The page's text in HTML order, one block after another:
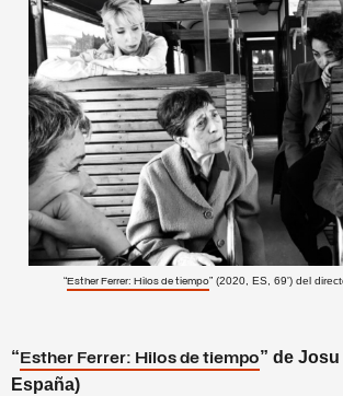
“Esther Ferrer: Hilos de tiempo” (2020, ES, 69') del
“ Esther Ferrer: Hilos de tiempo” de Josu
España)